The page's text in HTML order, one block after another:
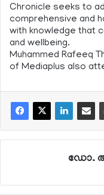
Chronicle seeks to
comprehensive and
with knowledge that
and wellbeing.
Muhammed Rafeeq
of Mediaplus also
ഡോ.